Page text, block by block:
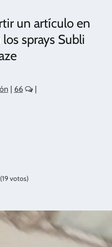
un artículo en
sprays Subli
| 66 |
votos)